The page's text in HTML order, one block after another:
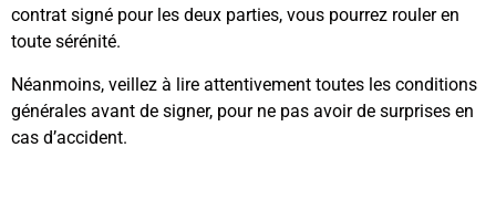
contrat signé pour les deux parties, vous pourrez rouler en
toute sérénité.
Néanmoins, veillez à lire attentivement toutes les conditions
générales avant de signer, pour ne pas avoir de surprises en
cas d’accident.